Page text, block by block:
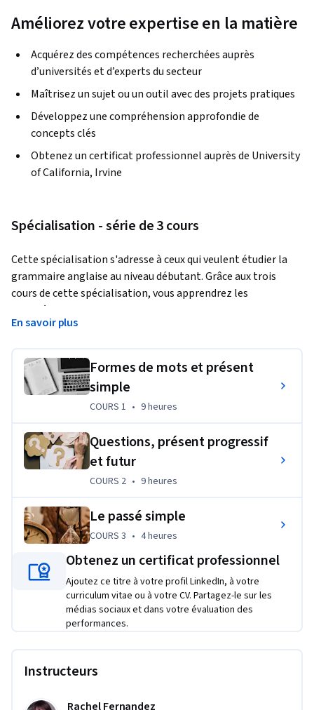
Améliorez votre expertise en la matière
Acquérez des compétences recherchées auprès
d’universités et d’experts du secteur
Maîtrisez un sujet ou un outil avec des projets pratiques
Développez une compréhension approfondie de
concepts clés
Obtenez un certificat professionnel auprès de University
of California, Irvine
Spécialisation - série de 3 cours
Cette spécialisation s'adresse à ceux qui veulent étudier la
grammaire anglaise au niveau débutant. Grâce aux trois
cours de cette spécialisation, vous apprendrez les
caractéristiques fondamentales de la grammaire anglaise
telles que la forme des mots, le temps des verbes et la
puissiez commencer votre apprentissage de l'anglais sur la
bonne voie.
Projet d'apprentissage appliqué
Dans chaque cours, les apprenants utiliseront les modèles
grammaticaux qu'ils ont appris après chaque leçon pour
réaliser des exercices pratiques et des quiz. Les apprenants
réaliseront des activités pour s'entraîner à utiliser l'anglais
discours.
En savoir plus
Formes de mots et présent
simple
COURS 1 9 heures
COURS 1 • 9 heures
Questions, présent progressif
et futur
COURS 2, 9 heures
COURS 2 • 9 heures
Le passé simple
COURS 3 4 heures
COURS 3 • 4 heures
Obtenez un certificat professionnel
Ajoutez ce titre à votre profil LinkedIn, à votre
curriculum vitae ou à votre CV. Partagez-le sur les
médias sociaux et dans votre évaluation des
performances.
Instructeurs
Rachel Fernandez